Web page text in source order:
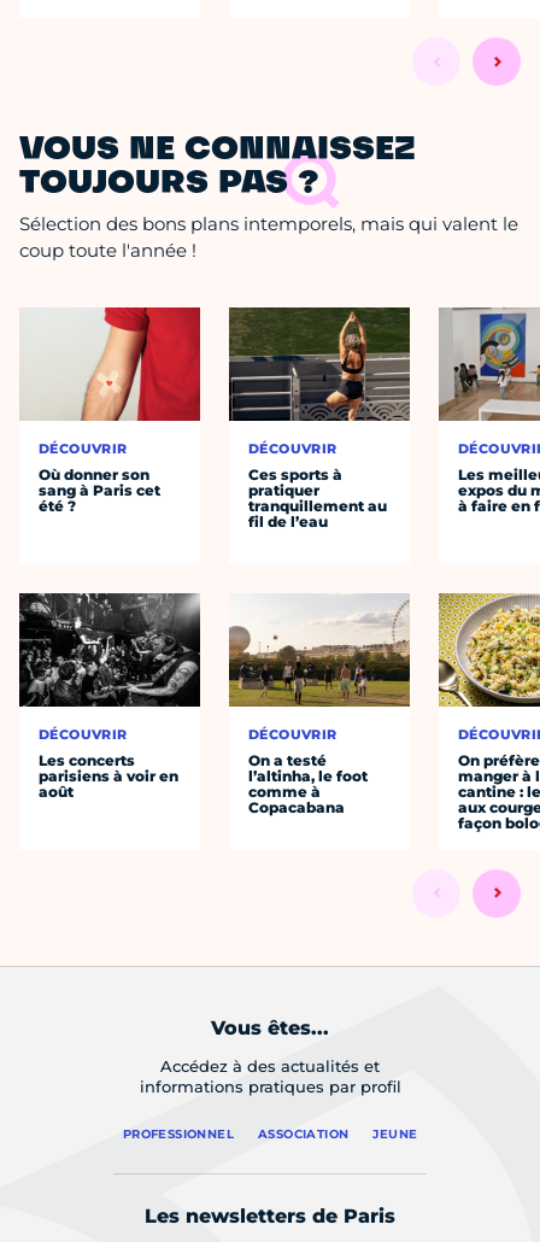
VOUS NE CONNAISSEZ
TOUJOURS PAS ?
Sélection des bons plans intemporels, mais qui valent le
coup toute l'année !
DÉCOUVRIR
Où donner son
sang à Paris cet
été ?
DÉCOUVRIR
Les concerts
parisiens à voir en
août
DÉCOUVRIR
Ces sports à
pratiquer
tranquillement au
fil de l’eau
DÉCOUVRIR
On a testé
l’altinha, le foot
comme à
Copacabana
Les
expos du
à faire en
On préfère
manger à
cantine :
aux
façon
Vous êtes...
Accédez à des actualités et
informations pratiques par profil
PROFESSIONNEL ASSOCIATION JEUNE
Les newsletters de Paris